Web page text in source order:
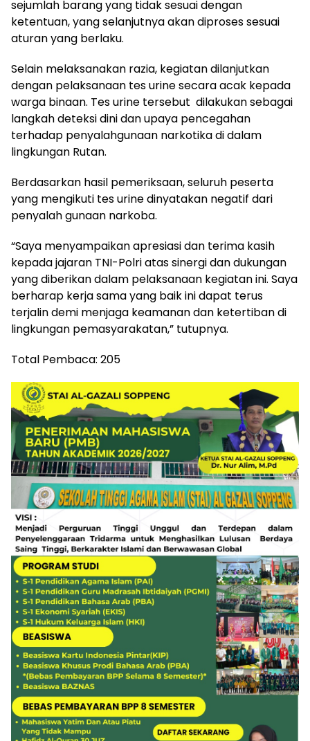
sejumlah barang yang tidak sesuai dengan
ketentuan, yang selanjutnya akan diproses sesuai
aturan yang berlaku.
Selain melaksanakan razia, kegiatan dilanjutkan
dengan pelaksanaan tes urine secara acak kepada
warga binaan. Tes urine tersebut dilakukan sebagai
langkah deteksi dini dan upaya pencegahan
terhadap penyalahgunaan narkotika di dalam
lingkungan Rutan.
Berdasarkan hasil pemeriksaan, seluruh peserta
yang mengikuti tes urine dinyatakan negatif dari
penyalah gunaan narkoba.
“Saya menyampaikan apresiasi dan terima kasih
kepada jajaran TNI-Polri atas sinergi dan dukungan
yang diberikan dalam pelaksanaan kegiatan ini. Saya
berharap kerja sama yang baik ini dapat terus
terjalin demi menjaga keamanan dan ketertiban di
lingkungan pemasyarakatan,” tutupnya.
Total Pembaca: 205